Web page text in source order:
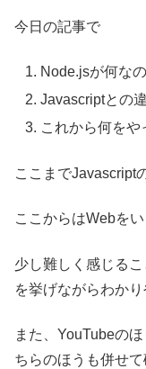
今日の記事で
Node.jsが何な
Javascriptとの
これから何をや
ここまでJavascript
ここからはWebを
少し難しく感じる
を挙げながらわか
また、YouTubeの
ちらのほうも併せ